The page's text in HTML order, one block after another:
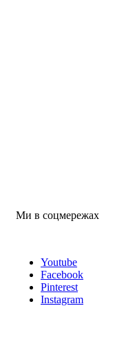
Ми в соцмережах
Youtube
Facebook
Pinterest
Instagram